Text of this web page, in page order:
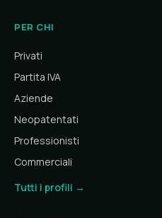
PER CHI
Privati
Partita IVA
Aziende
Neopatentati
Professionisti
Commerciali
Tutti i profili →